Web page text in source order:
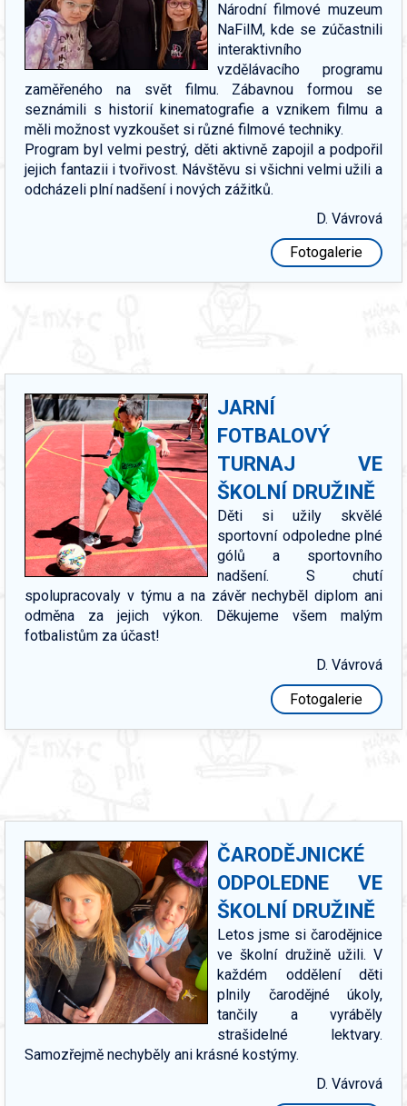
Národní filmové muzeum
NaFilM, kde se zúčastnili
interaktivního
vzdělávacího programu
zaměřeného na svět filmu. Zábavnou formou se
seznámili s historií kinematografie a vznikem filmu a
měli možnost vyzkoušet si různé filmové techniky.
Program byl velmi pestrý, děti aktivně zapojil a podpořil
jejich fantazii i tvořivost. Návštěvu si všichni velmi užili a
odcházeli plní nadšení i nových zážitků.
D. Vávrová
Fotogalerie
JARNÍ
FOTBALOVÝ
TURNAJ VE
ŠKOLNÍ DRUŽINĚ
Děti si užily skvělé
sportovní odpoledne plné
gólů a sportovního
nadšení. S chutí
spolupracovaly v týmu a na závěr nechyběl diplom ani
odměna za jejich výkon. Děkujeme všem malým
fotbalistům za účast!
D. Vávrová
Fotogalerie
ČARODĚJNICKÉ
ODPOLEDNE VE
ŠKOLNÍ DRUŽINĚ
Letos jsme si čarodějnice
ve školní družině užili. V
každém oddělení děti
plnily čarodějné úkoly,
tančily a vyráběly
strašidelné lektvary.
Samozřejmě nechyběly ani krásné kostýmy.
D. Vávrová